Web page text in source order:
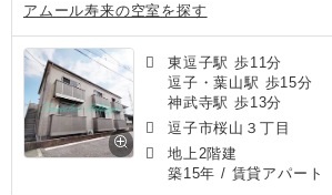
アムール寿来の空室を探す
東逗子駅 歩11分
逗子・葉山駅 歩15分
神武寺駅 歩13分
逗子市桜山３丁目
地上2階建
築15年 / 賃貸アパート